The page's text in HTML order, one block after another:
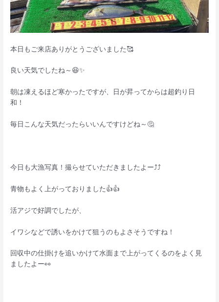
本日もご来店ありがとうございました🥰
良い天気でしたね～😆✨
朝は凍えるほど寒かったですが、日が昇ってからは超釣り日
和！
毎日こんな天気だったらいいんですけどね～🤔
今日も大漁写真！撮らせていただきましたよー⤴️⤴️
青物もよく上がっておりました👍👍
活アジで好調でしたが、
イワシなどで誘いをかけて狙うのもよさそうですね！
回収中の仕掛けを追いかけて水面まで上がってくるのをよく見
ましたよー👀